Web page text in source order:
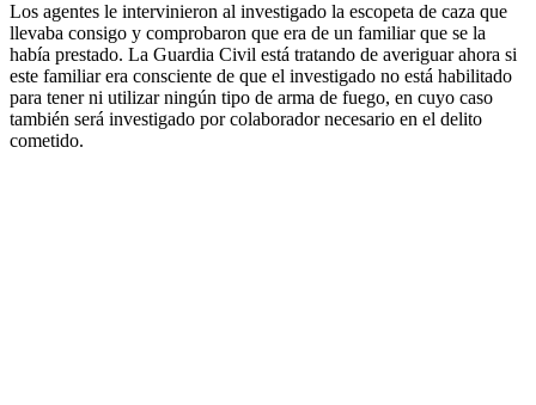
Los agentes le intervinieron al investigado la escopeta de caza que
llevaba consigo y comprobaron que era de un familiar que se la
había prestado. La Guardia Civil está tratando de averiguar ahora si
este familiar era consciente de que el investigado no está habilitado
para tener ni utilizar ningún tipo de arma de fuego, en cuyo caso
también será investigado por colaborador necesario en el delito
cometido.